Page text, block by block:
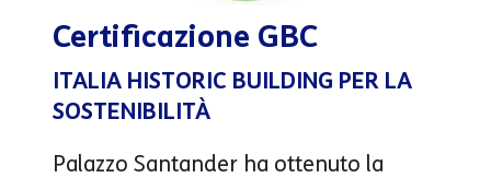
Certificazione GBC
ITALIA HISTORIC BUILDING PER LA
SOSTENIBILITÀ
Palazzo Santander ha ottenuto la